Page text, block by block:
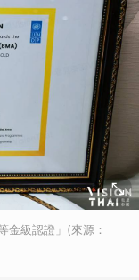
金級認證」(來源：